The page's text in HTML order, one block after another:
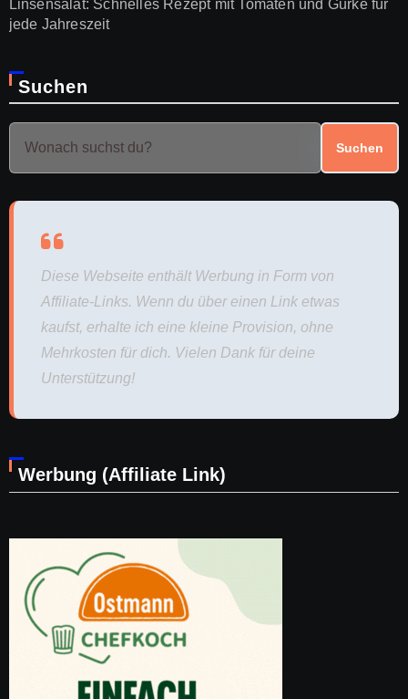
Linsensalat: Schnelles Rezept mit Tomaten und Gurke für
jede Jahreszeit
Suchen
Suchen
Diese Webseite enthält Werbung in Form von
Affiliate-Links. Wenn du über einen Link etwas
kaufst, erhalte ich eine kleine Provision, ohne
Mehrkosten für dich. Vielen Dank für deine
Unterstützung!
Werbung (Affiliate Link)